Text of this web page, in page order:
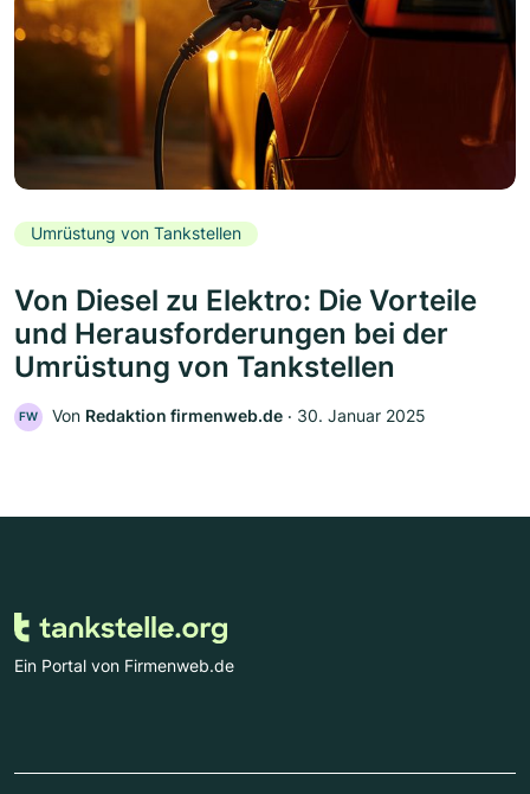
Umrüstung von Tankstellen
Von Diesel zu Elektro: Die Vorteile
und Herausforderungen bei der
Umrüstung von Tankstellen
FW Von Redaktion firmenweb.de ‧ 30. Januar 2025
Ein Portal von Firmenweb.de